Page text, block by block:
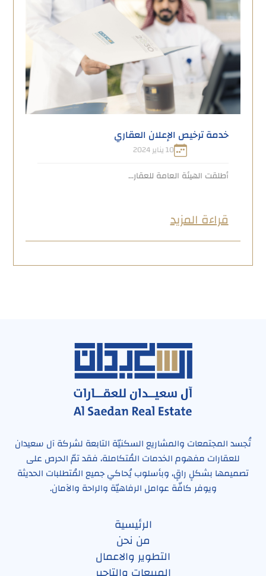
خدمة ترخيص الإعلان العقاري
10 يناير 2024
أطلقت الهيئة العامة للعقار...
قراءة المزيد
تُجسد المجتمعات والمشاريع السكنيّة التابعة لشركة آل سعيدان
للعقارات مفهوم الخدمات المُتكاملة، فقد تمّ الحرص على
تصميمها بشكلٍ راقٍ، وبأسلوب يُحاكي جميع المُتطلبات الحديثة
ويوفر كافّة عوامل الرفاهيّة والراحة والآمان.
الرئيسية
من نحن
التطوير والاعمال